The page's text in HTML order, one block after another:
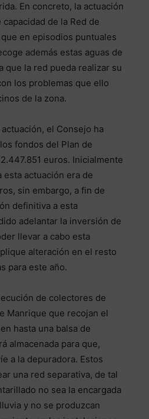
En concreto, la actuación
de la Red de
en episodios puntuales
además estas aguas de
que la red pueda realizar su
los problemas que ello
de la zona.
el Consejo ha
fondos del Plan de
euros. Inicialmente
actuación era de
sin embargo, a fin de
definitiva a esta
adelantar la inversión de
llevar a cabo esta
alteración en el resto
para este año.
de colectores de
Manrique que recojan el
hasta una balsa de
almacenada para que,
a la depuradora. Estos
una red separativa, de tal
no sea la encargada
y no se produzcan